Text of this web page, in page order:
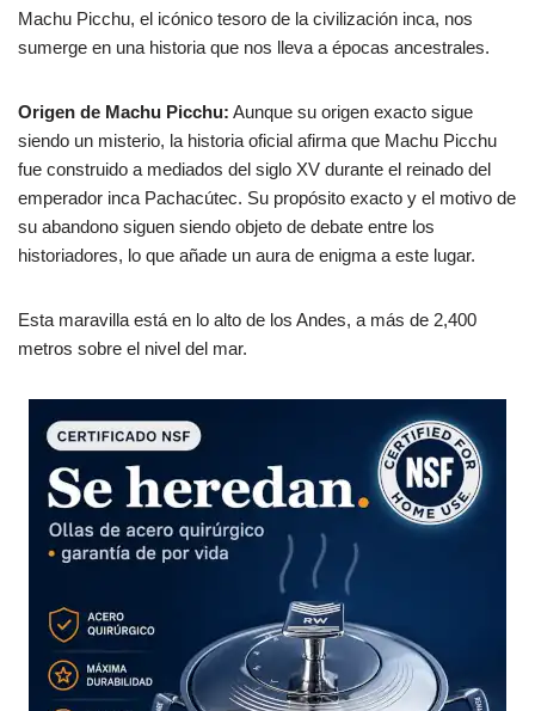
Machu Picchu, el icónico tesoro de la civilización inca, nos
sumerge en una historia que nos lleva a épocas ancestrales.
Origen de Machu Picchu: Aunque su origen exacto sigue
siendo un misterio, la historia oficial afirma que Machu Picchu
fue construido a mediados del siglo XV durante el reinado del
emperador inca Pachacútec. Su propósito exacto y el motivo de
su abandono siguen siendo objeto de debate entre los
historiadores, lo que añade un aura de enigma a este lugar.
Esta maravilla está en lo alto de los Andes, a más de 2,400
metros sobre el nivel del mar.